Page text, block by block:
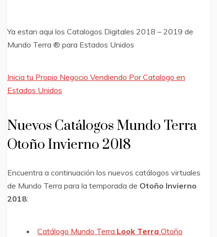
Ya estan aqui los Catalogos Digitales 2018 – 2019 de
Mundo Terra ® para Estados Unidos
Inicia tu Propio Negocio Vendiendo Por Catalogo en
Estados Unidos
Nuevos Catálogos Mundo Terra
Otoño Invierno 2018
Encuentra a continuación los nuevos catálogos virtuales
de Mundo Terra para la temporada de Otoño Invierno
2018:
Catálogo Mundo Terra Look Terra Otoño